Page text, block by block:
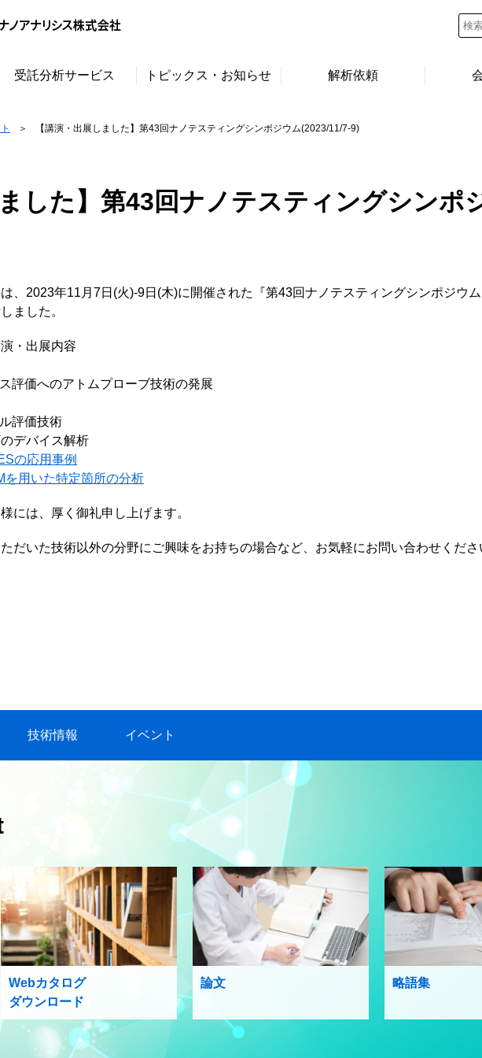
受託分析サービス トピックス・お知らせ 解析依頼
【講演・出展しました】第43回ナノテスティングシンポジウム(2023/11/7-9)
ました】第43回ナノテスティングシンポ
、2023年11月7日(火)-9日(木)に開催された『第43回ナノテスティングシンポジウ
ました。
・出展内容
価へのアトムプローブ技術の発展
評価技術
デバイス解析
の応用事例
を用いた特定箇所の分析
には、厚く御礼申し上げます。
だいた技術以外の分野にご興味をお持ちの場合など、お気軽にお問い合わせくださ
技術情報 イベント
Webカタログ
ダウンロード
論文 略語集